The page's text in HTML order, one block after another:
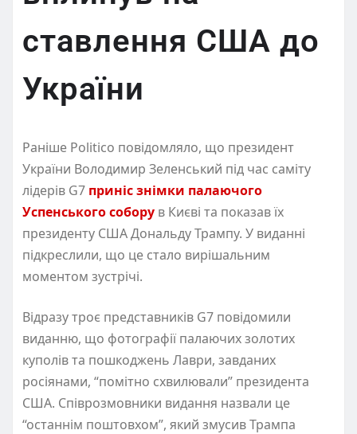
ставлення США до
України
Раніше Politico повідомляло, що президент
України Володимир Зеленський під час саміту
лідерів G7 приніс знімки палаючого
Успенського собору в Києві та показав їх
президенту США Дональду Трампу. У виданні
підкреслили, що це стало вирішальним
моментом зустрічі.
Відразу троє представників G7 повідомили
виданню, що фотографії палаючих золотих
куполів та пошкоджень Лаври, завданих
росіянами, “помітно схвилювали” президента
США. Співрозмовники видання назвали це
“останнім поштовхом”, який змусив Трампа